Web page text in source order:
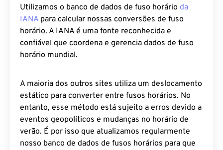
Utilizamos o banco de dados de fuso horário da
IANA para calcular nossas conversões de fuso
horário. A IANA é uma fonte reconhecida e
confiável que coordena e gerencia dados de fuso
horário mundial.
A maioria dos outros sites utiliza um deslocamento
estático para converter entre fusos horários. No
entanto, esse método está sujeito a erros devido a
eventos geopolíticos e mudanças no horário de
verão. É por isso que atualizamos regularmente
nosso banco de dados de fusos horários para que